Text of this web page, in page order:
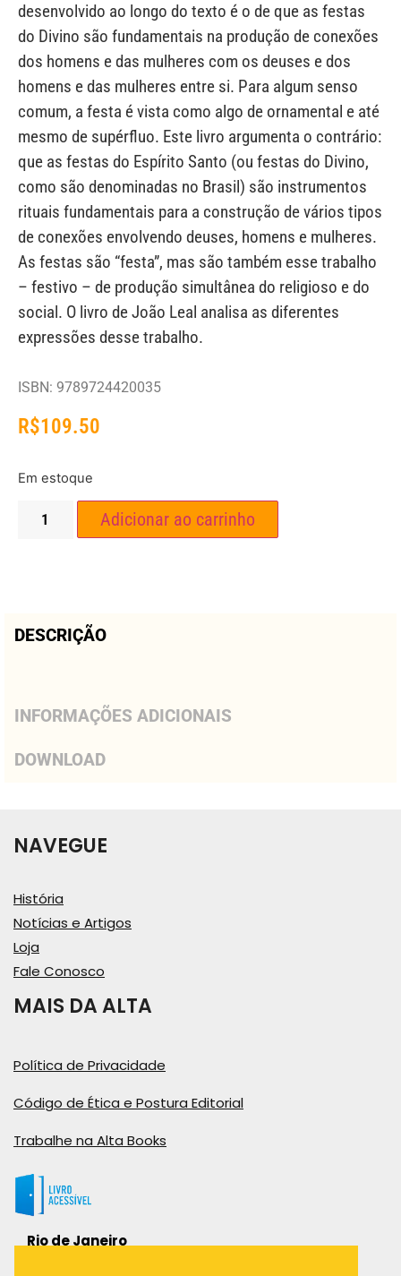
desenvolvido ao longo do texto é o de que as festas
do Divino são fundamentais na produção de conexões
dos homens e das mulheres com os deuses e dos
homens e das mulheres entre si. Para algum senso
comum, a festa é vista como algo de ornamental e até
mesmo de supérfluo. Este livro argumenta o contrário:
que as festas do Espírito Santo (ou festas do Divino,
como são denominadas no Brasil) são instrumentos
rituais fundamentais para a construção de vários tipos
de conexões envolvendo deuses, homens e mulheres.
As festas são “festa”, mas são também esse trabalho
– festivo – de produção simultânea do religioso e do
social. O livro de João Leal analisa as diferentes
expressões desse trabalho.
ISBN: 9789724420035
R$109.50
Em estoque
Adicionar ao carrinho
DESCRIÇÃO
INFORMAÇÕES ADICIONAIS
DOWNLOAD
NAVEGUE
História
Notícias e Artigos
Loja
Fale Conosco
MAIS DA ALTA
Política de Privacidade
Código de Ética e Postura Editorial
Trabalhe na Alta Books
Rio de Janeiro